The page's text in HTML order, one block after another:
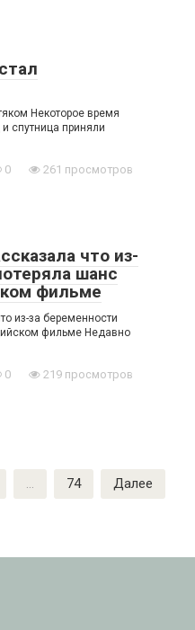
Некоторое время
спутница приняли
0 261 просмотров
что из-
шанс
фильме
из-за беременности
фильме Недавно
0 219 просмотров
… 74 Далее